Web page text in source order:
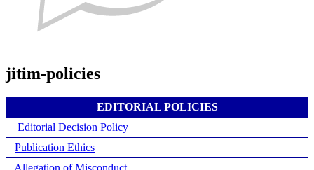
jitim-policies
EDITORIAL POLICIES
Editorial Decision Policy
Publication Ethics
Allegation of Misconduct